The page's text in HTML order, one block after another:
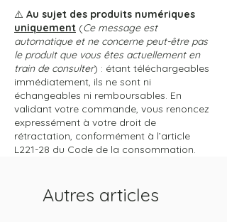
⚠️ Au sujet des produits numériques
uniquement (Ce message est
automatique et ne concerne peut-être pas
le produit que vous êtes actuellement en
train de consulter) : étant téléchargeables
immédiatement, ils ne sont ni
échangeables ni remboursables. En
validant votre commande, vous renoncez
expressément à votre droit de
rétractation, conformément à l’article
L221-28 du Code de la consommation.
Autres articles